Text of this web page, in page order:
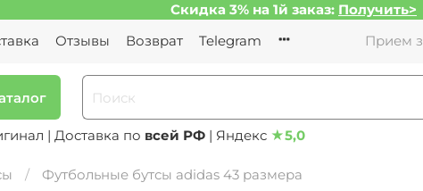
Скидка 3% на 1й заказ: Получить>
Отзывы Возврат Telegram Прием
| Доставка по всей РФ | Яндекс ★5,0
Футбольные бутсы adidas 43 размера